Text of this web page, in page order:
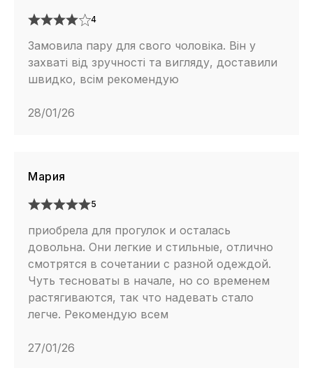
4
Замовила пару для свого чоловіка. Він у
захваті від зручності та вигляду, доставили
швидко, всім рекомендую
28/01/26
Мария
5
приобрела для прогулок и осталась
довольна. Они легкие и стильные, отлично
смотрятся в сочетании с разной одеждой.
Чуть тесноваты в начале, но со временем
растягиваются, так что надевать стало
легче. Рекомендую всем
27/01/26